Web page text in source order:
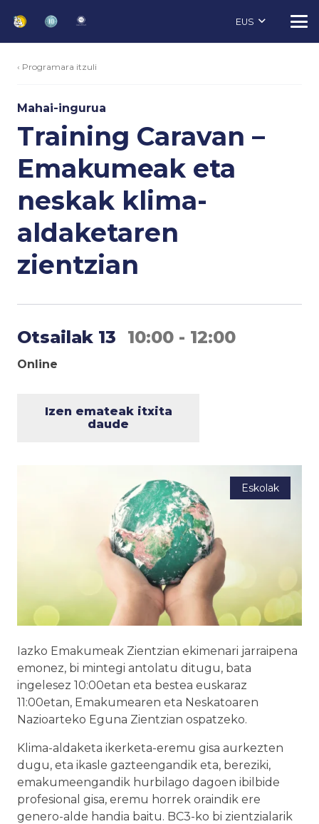
EUS
‹ Programara itzuli
Mahai-ingurua
Training Caravan –
Emakumeak eta
neskak klima-
aldaketaren
zientzian
Otsailak 13 10:00 - 12:00
Online
Izen emateak itxita
daude
Eskolak
Iazko Emakumeak Zientzian ekimenari jarraipena
emonez, bi mintegi antolatu ditugu, bata
ingelesez 10:00etan eta bestea euskaraz
11:00etan, Emakumearen eta Neskatoaren
Nazioarteko Eguna Zientzian ospatzeko.
Klima-aldaketa ikerketa-eremu gisa aurkezten
dugu, eta ikasle gazteengandik eta, bereziki,
emakumeengandik hurbilago dagoen ibilbide
profesional gisa, eremu horrek oraindik ere
genero-alde handia baitu. BC3-ko bi zientzialarik